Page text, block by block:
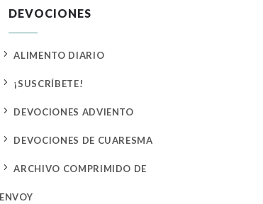
DEVOCIONES
5 ALIMENTO DIARIO
5 ¡SUSCRÍBETE!
5 DEVOCIONES ADVIENTO
5 DEVOCIONES DE CUARESMA
5 ARCHIVO COMPRIMIDO DE
ENVOY